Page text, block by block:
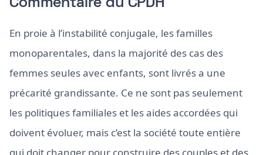
Commentaire du CPDH
En proie à l’instabilité conjugale, les familles
monoparentales, dans la majorité des cas des
femmes seules avec enfants, sont livrés a une
précarité grandissante. Ce ne sont pas seulement
les politiques familiales et les aides accordées qui
doivent évoluer, mais c’est la société toute entière